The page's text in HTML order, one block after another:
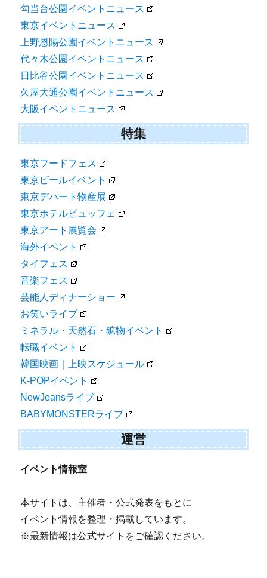
勾当台公園イベントニュース
東京イベントニュース
上野恩賜公園イベントニュース
代々木公園イベントニュース
日比谷公園イベントニュース
久屋大通公園イベントニュース
大阪イベントニュース
特集
東京フードフェス
東京ビールイベント
東京デパート物産展
東京ホテルビュッフェ
東京アート展覧会
海外イベント
タイフェス
音楽フェス
芸能人ディナーショー
お笑いライブ
ミネラル・天然石・鉱物イベント
転職イベント
韓国映画｜上映スケジュール
K-POPイベント
NewJeansライブ
BABYMONSTERライブ
運営
イベント情報室
本サイトは、主催者・公式発表をもとに
イベント情報を整理・掲載しています。
※最新情報は公式サイトをご確認ください。